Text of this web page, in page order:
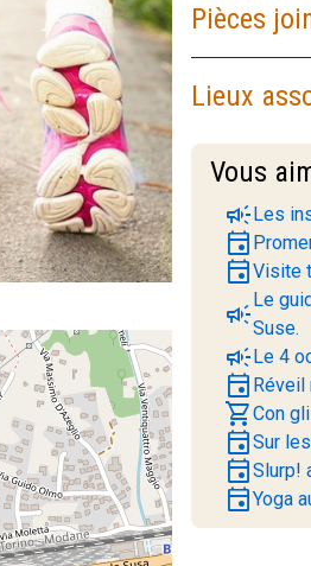
Pièces
Lieux
Vous
campaignLes
event
eventVisite
campaignLe
Suse.
campaignLe 4
event Réveil
shopping_cartCon
eventSur
eventSlurp!
eventYoga